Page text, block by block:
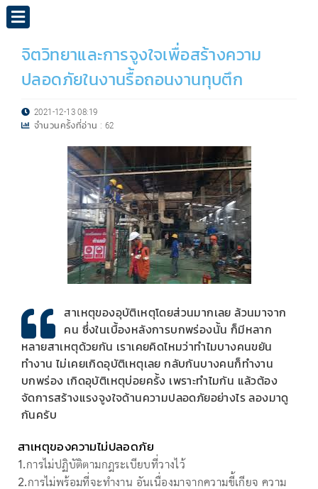
จิตวิทยาและการจูงใจเพื่อสร้างความ
ปลอดภัยในงานรื้อถอนงานทุบตึก
2021-12-13 08:19
จำนวนครั้งที่อ่าน : 62
สาเหตุของอุบัติเหตุโดยส่วนมากเลย ล้วนมาจาก
คน ซึ่งในเบื้องหลังการบกพร่องนั้น ก็มีหลาก
หลายสาเหตุด้วยกัน เราเคยคิดไหมว่าทำไมบางคนขยัน
ทำงาน ไม่เคยเกิดอุบัติเหตุเลย กลับกันบางคนก็ทำงาน
บกพร่อง เกิดอุบัติเหตุบ่อยครั้ง เพราะทำไมกัน แล้วต้อง
จัดการสร้างแรงจูงใจด้านความปลอดภัยอย่างไร ลองมาดู
กันครับ
สาเหตุของความไม่ปลอดภัย
1.การไม่ปฏิบัติตามกฎระเบียบที่วางไว้
2.การไม่พร้อมที่จะทำงาน อันเนื่องมาจากความขี้เกียจ ความ